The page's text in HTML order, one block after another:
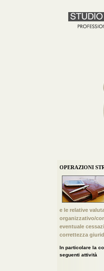
OPERAZIONI
e le relative
organizzativo/
eventuale
correttezza
In particolare la
seguenti attività